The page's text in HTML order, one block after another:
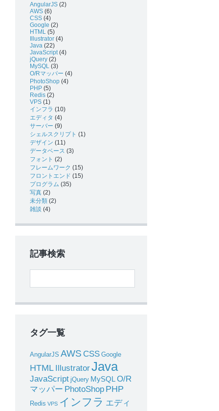
AngularJS (2)
AWS (6)
CSS (4)
Google (2)
HTML (5)
Illustrator (4)
Java (22)
JavaScript(4)
jQuery (2)
MySQL (3)
O/Rマッパー (4)
PhotoShop (4)
PHP (5)
Redis (2)
VPS (1)
インフラ (10)
エディタ (4)
サーバー (9)
シェルスクリプト (1)
デザイン (11)
データベース (3)
フォント (2)
フレームワーク (15)
フロントエンド (15)
プログラム (35)
写真 (2)
未分類 (2)
雑談 (4)
記事検索
タグ一覧
AngularJS AWS CSS Google
HTML IllustratorJava
JavaScript jQuery MySQL O/R
マッパー PhotoShop PHP
Redis VPS インフラ エディ